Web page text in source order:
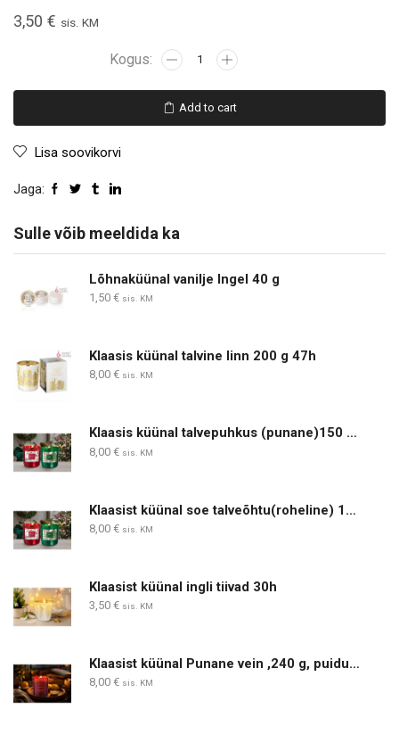
3,50 € sis. KM
Add to cart
Lisa soovikorvi
Jaga:
Sulle võib meeldida ka
Lõhnaküünal vanilje Ingel 40 g
1,50 € sis. KM
Klaasis küünal talvine linn 200 g 47h
8,00 € sis. KM
Klaasis küünal talvepuhkus (punane)150 g, 30 h
8,00 € sis. KM
Klaasist küünal soe talveõhtu(roheline) 150 g 30 h
8,00 € sis. KM
Klaasist küünal ingli tiivad 30h
3,50 € sis. KM
Klaasist küünal Punane vein ,240 g, puidust taht
8,00 € sis. KM